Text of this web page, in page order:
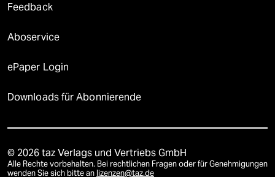
Feedback
Aboservice
ePaper Login
Downloads für Abonnierende
© 2026 taz Verlags und Vertriebs GmbH
Alle Rechte vorbehalten. Bei rechtlichen Fragen oder für Genehmigungen
wenden Sie sich bitte an lizenzen@taz.de